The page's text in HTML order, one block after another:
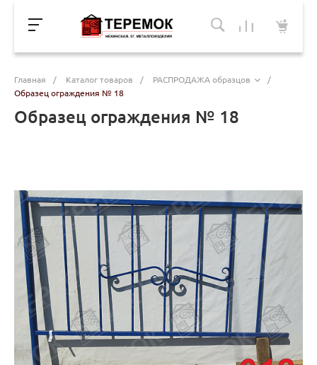
Главная / Каталог товаров / РАСПРОДАЖА образцов
/
Образец ограждения № 18
Образец ограждения № 18